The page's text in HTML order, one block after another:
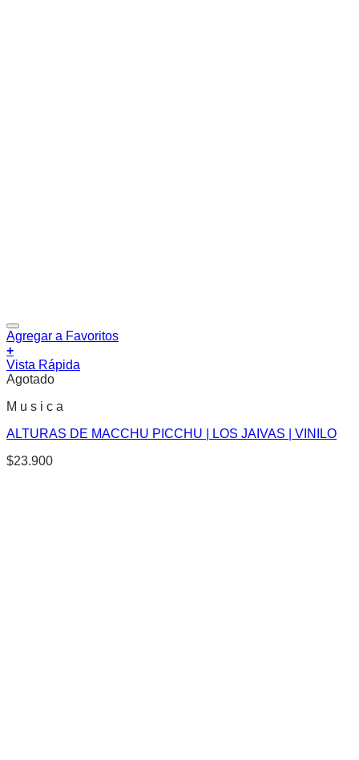
Agregar a Favoritos
+
Vista Rápida
Agotado
M u s i c a
ALTURAS DE MACCHU PICCHU | LOS JAIVAS | VINILO
$23.900